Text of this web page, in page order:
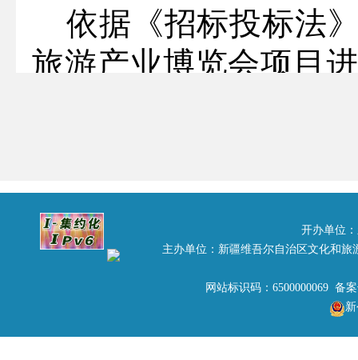
依据《招标投标法
旅游产业博览会项目
2016中国旅游产业
二、招标编号
新旅
2016016
三、招标人名称
新疆维吾尔自治区
开办单位
主办单位：新疆维吾尔自治区文化和
网站标识码：6500000069 备